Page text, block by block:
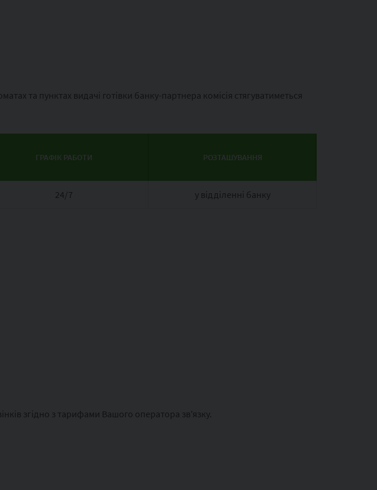
та пунктах видачі готівки банку-партнера комісія стягуватиметься
ГРАФІК РАБОТИ РОЗТАШУВАННЯ
24/7 у відділенні банку
згідно з тарифами Вашого оператора зв'язку.